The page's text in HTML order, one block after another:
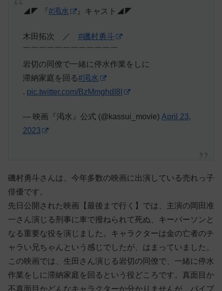
◢◤ 『 #渇水 』キャスト◢◤
木田拓次 ／ #磯村勇斗
￣￣￣￣￣￣￣￣￣￣￣￣
岩切の同僚で一緒に停水作業をしに
滞納家庭を回る#渇水
. pic.twitter.com/BzMmghdI8I
— 映画『渇水』公式 (@kassui_movie) April 23,
2023
磯村勇斗さんは、今年多数の映画に出演している売れっ子
俳優です。
先日公開された映画【最後まで行く】では、主演の岡田准
一さん演じる刑事に車で撥ねられて死ぬ、キーパーソンと
なる重要な役を演じました。キャラクターは金の亡者のチ
ャラい兄ちゃんという感じでしたが、はまっていました。
この映画では、生田さん演じる岩切の同僚で、一緒に停水
作業をしに滞納家庭を回るという役どころです。真面目か
不真面目かどんなキャラクターか分かりませんが、バイプ